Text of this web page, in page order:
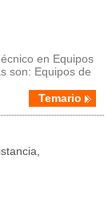
en Equipos
son: Equipos de
Temario